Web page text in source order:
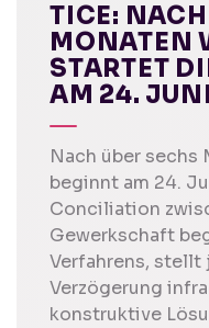
TICE:
MONATEN
STARTET
AM 24. JUNI
Nach über sechs
beginnt am 24.
Conciliation
Gewerkschaft
Verfahrens,
Verzögerung
konstruktive